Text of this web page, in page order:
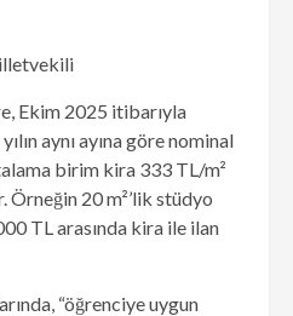
Ekim 2025 itibarıyla
aynı ayına göre nominal
birim kira 333 TL/m²
Örneğin 20 m²’lik stüdyo
TL arasında kira ile ilan
“öğrenciye uygun